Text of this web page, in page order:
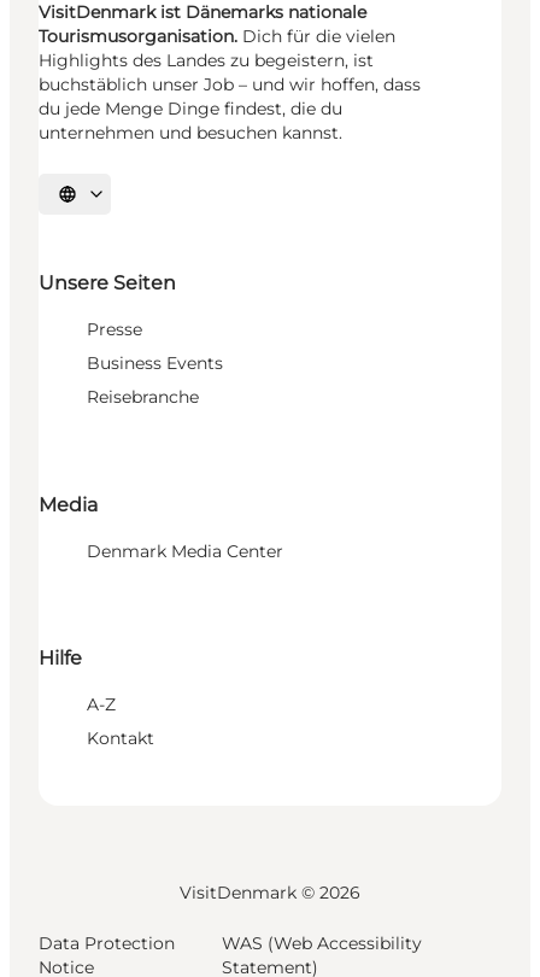
VisitDenmark ist Dänemarks nationale
Tourismusorganisation. Dich für die vielen
Highlights des Landes zu begeistern, ist
buchstäblich unser Job – und wir hoffen, dass
du jede Menge Dinge findest, die du
unternehmen und besuchen kannst.
Sprache auswählen
Unsere Seiten
Presse
Business Events
Reisebranche
Media
Denmark Media Center
Hilfe
A-Z
Kontakt
VisitDenmark © 2026
Data Protection
Notice
WAS (Web Accessibility
Statement)